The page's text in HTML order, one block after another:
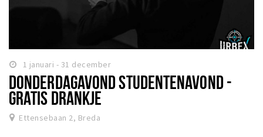
1 januari - 31 december
DONDERDAGAVOND STUDENTENAVOND -
GRATIS DRANKJE
Ettensebaan 2, Breda